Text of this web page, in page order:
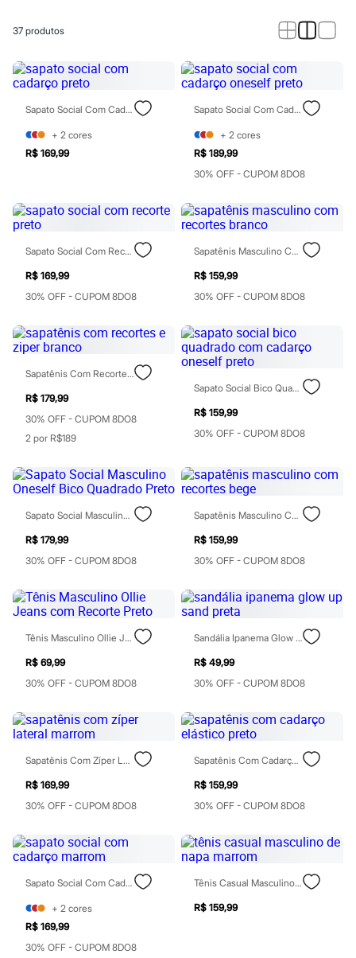
Básicos
Casacos e Jaquetas
Jeans
Macacões
Saias
Shorts e Bermudas
Vestidos
Acessórios
Bolsas
Cintos
Óculos
Relógios
Calçados
Botas
Chinelos
Rasteirinhas
Sandálias
Tênis
Marcas
Clock House
Mindset
Sawary
Yessica
Moda esportiva
Acessórios
Calçados
Leggings
Tops
Moda íntima
Calcinhas
Cintas e Modeladores
Pijamas
Sutiãs e Tops
Moda praia
Biquínis
Maiôs
Saídas de praia
Personagens
Plus size
Calças
Casacos e Jaquetas
Moda esportiva
Shorts e Saias
Vestidos
Masculino
Dia dos Pais
Inverno
Novidades
Roupas
Bermudas
Camisas
Calças
Camisetas e Regatas
Casacos e Jaquetas
37 produtos
Sapato Social Com Cadarço Preto
+ 2 cores
R$ 169,99
Sapato Social Com Cadarço Oneself Preto
+ 2 cores
R$ 189,99
30% OFF - CUPOM 8DO8
Sapato Social Com Recorte Preto
R$ 169,99
30% OFF - CUPOM 8DO8
Sapatênis Masculino Com Recortes Branco
R$ 159,99
30% OFF - CUPOM 8DO8
Sapatênis Com Recortes E Ziper Branco
R$ 179,99
30% OFF - CUPOM 8DO8
2 por R$189
Sapato Social Bico Quadrado Com Cadarço Oneself Preto
R$ 159,99
30% OFF - CUPOM 8DO8
Sapato Social Masculino Oneself Bico Quadrado Preto
R$ 179,99
30% OFF - CUPOM 8DO8
Sapatênis Masculino Com Recortes Bege
R$ 159,99
30% OFF - CUPOM 8DO8
Tênis Masculino Ollie Jeans Com Recorte Preto
R$ 69,99
30% OFF - CUPOM 8DO8
Sandália Ipanema Glow Up Sand Preta
R$ 49,99
30% OFF - CUPOM 8DO8
Sapatênis Com Zíper Lateral Marrom
R$ 169,99
30% OFF - CUPOM 8DO8
Sapatênis Com Cadarço Elástico Preto
R$ 159,99
30% OFF - CUPOM 8DO8
Sapato Social Com Cadarço Marrom
+ 2 cores
R$ 169,99
30% OFF - CUPOM 8DO8
Tênis Casual Masculino De Napa Marrom
R$ 159,99